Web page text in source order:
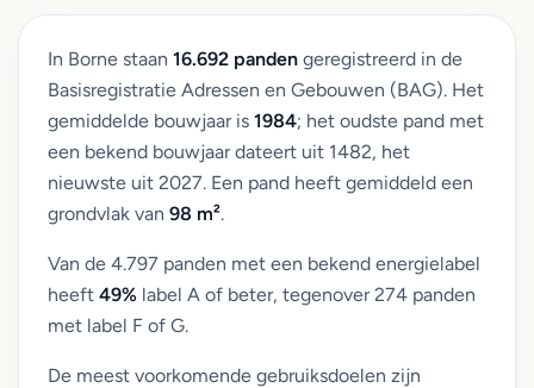
In Borne staan 16.692 panden geregistreerd in de
Basisregistratie Adressen en Gebouwen (BAG). Het
gemiddelde bouwjaar is 1984; het oudste pand met
een bekend bouwjaar dateert uit 1482, het
nieuwste uit 2027. Een pand heeft gemiddeld een
grondvlak van 98 m².
Van de 4.797 panden met een bekend energielabel
heeft 49% label A of beter, tegenover 274 panden
met label F of G.
De meest voorkomende gebruiksdoelen zijn